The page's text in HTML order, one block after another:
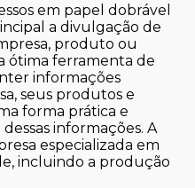
em papel dobrável
a divulgação de
produto ou
ótima ferramenta de
informações
seus produtos e
forma prática e
informações. A
especializada em
incluindo a produção